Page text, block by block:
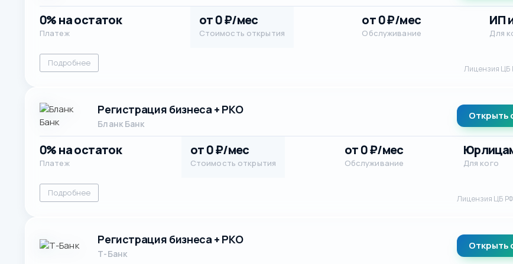
0% на остаток
Платеж
от 0 ₽/мес
Стоимость открытия
от 0 ₽/мес
Обслуживание
ИП
Для
Подробнее
Лицензия ЦБ
Регистрация бизнеса + РКО
Бланк Банк
Открыть
0% на остаток
Платеж
от 0 ₽/мес
Стоимость открытия
от 0 ₽/мес
Обслуживание Для кого
Подробнее
Лицензия ЦБ
Регистрация бизнеса + РКО
Т-Банк
Открыть